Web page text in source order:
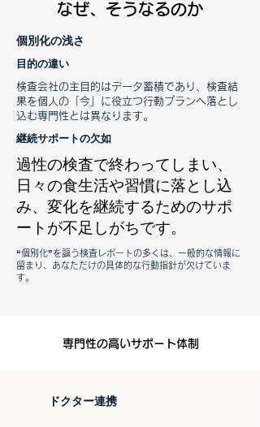
​なぜ、そうなるのか
個別化の浅さ
​目的の違い
検査会社の主目的はデータ蓄積であり、検査結
果を個人の「今」に役立つ行動プランへ落とし
込む専門性とは異なります。
継続サポートの欠如
過性の検査で終わってしまい、
日々の食生活や習慣に落とし込
み、変化を継続するためのサポ
ートが不足しがちです。
“個別化”を謳う検査レポートの多くは、一般的な情報に
留まり、あなただけの具体的な行動指針が欠けていま
す。
​専門性の高いサポート体制
​ドクター連携